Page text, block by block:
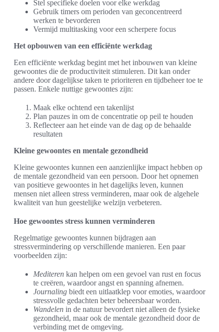
Stel specifieke doelen voor elke werkdag
Gebruik timers om perioden van geconcentreerd
werken te bevorderen
Vermijd multitasking voor een scherpere focus
Het opbouwen van een efficiënte werkdag
Een efficiënte werkdag begint met het inbouwen van kleine
gewoontes die de productiviteit stimuleren. Dit kan onder
andere door dagelijkse taken te prioriteren en tijdbeheer toe te
passen. Enkele nuttige gewoontes zijn:
Maak elke ochtend een takenlijst
Plan pauzes in om de concentratie op peil te houden
Reflecteer aan het einde van de dag op de behaalde
resultaten
Kleine gewoontes en mentale gezondheid
Kleine gewoontes kunnen een aanzienlijke impact hebben op
de mentale gezondheid van een persoon. Door het opnemen
van positieve gewoontes in het dagelijks leven, kunnen
mensen niet alleen stress verminderen, maar ook de algehele
kwaliteit van hun geestelijke welzijn verbeteren.
Hoe gewoontes stress kunnen verminderen
Regelmatige gewoontes kunnen bijdragen aan
stressvermindering op verschillende manieren. Een paar
voorbeelden zijn:
Mediteren kan helpen om een gevoel van rust en focus
te creëren, waardoor angst en spanning afnemen.
Journaling biedt een uitlaatklep voor emoties, waardoor
stressvolle gedachten beter beheersbaar worden.
Wandelen in de natuur bevordert niet alleen de fysieke
gezondheid, maar ook de mentale gezondheid door de
verbinding met de omgeving.